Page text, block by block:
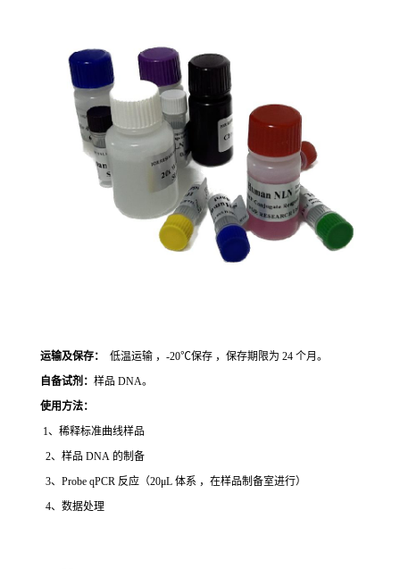
运输及保存：
低温运输 ，-20℃保存 ，保存期限为 24 个月。
自备试剂： 样品 DNA。
使用方法：
1、稀释标准曲线样品
2、样品 DNA 的制备
3、Probe qPCR 反应（20μL 体系 ，在样品制备室进行）
4、数据处理